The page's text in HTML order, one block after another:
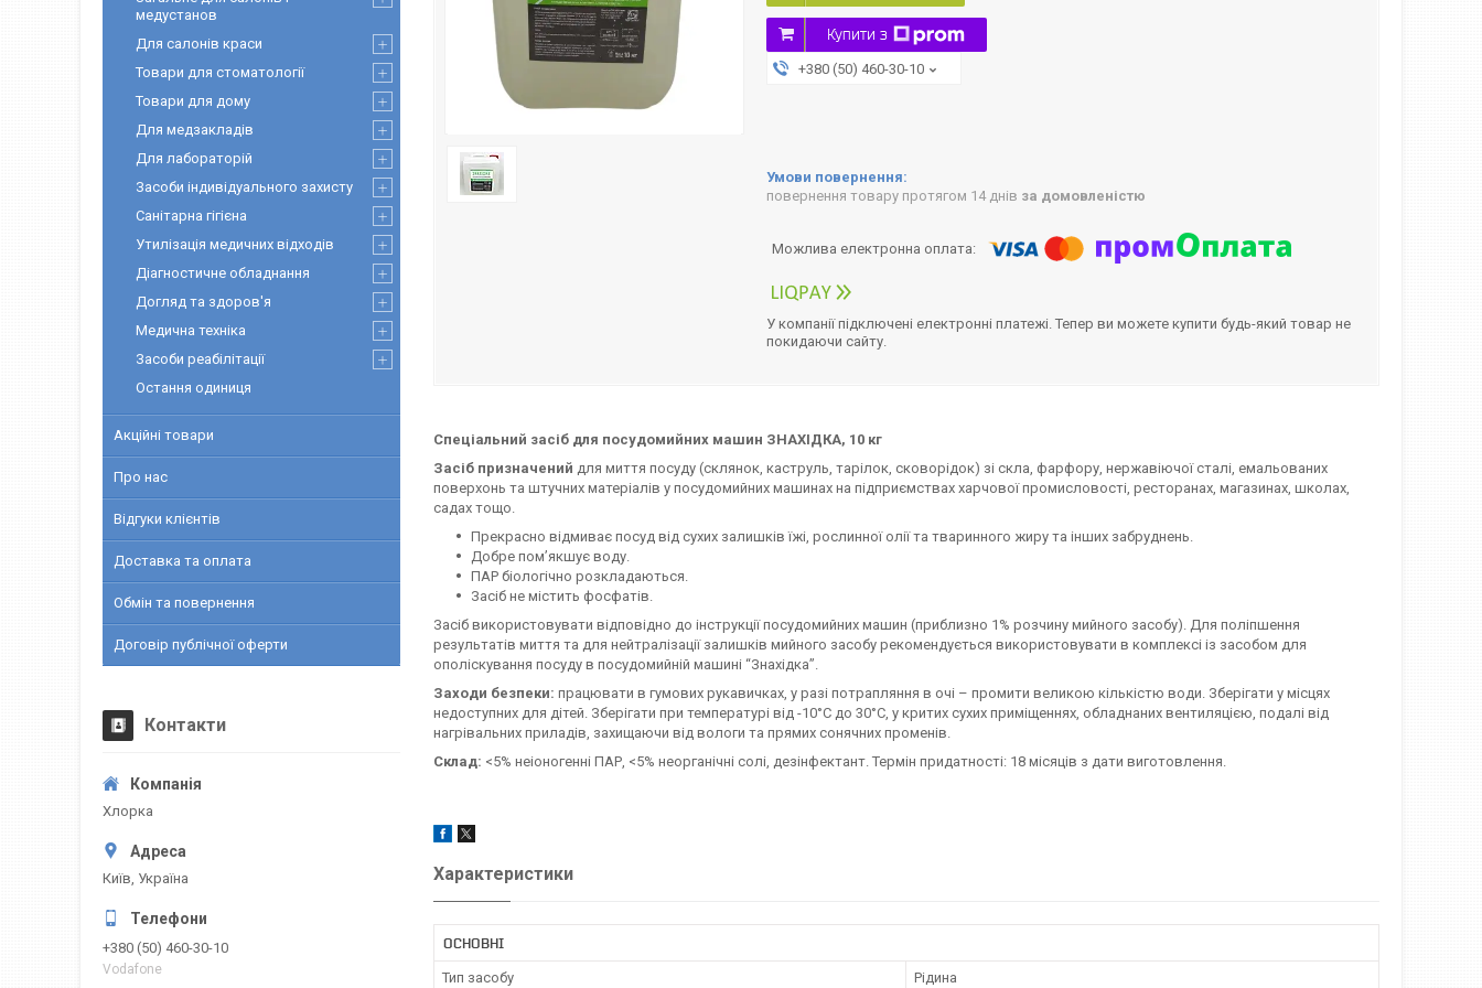
Купити з
+380 (50) 460-30-10
повернення товару протягом 14 днів за домовленістю
У компанії підключені електронні платежі. Тепер ви можете купити будь-який товар не
покидаючи сайту.
Спеціальний засіб для посудомийних машин ЗНАХІДКА, 10 кг
Засіб призначений для миття посуду (склянок, каструль, тарілок, сковорідок) зі скла, фарфору, нержавіючої сталі, емальованих
поверхонь та штучних матеріалів у посудомийних машинах на підприємствах харчової промисловості, ресторанах, магазинах, школах,
садах тощо.
Прекрасно відмиває посуд від сухих залишків їжі, рослинної олії та тваринного жиру та інших забруднень.
Добре пом’якшує воду.
ПАР біологічно розкладаються.
Засіб не містить фосфатів.
Засіб використовувати відповідно до інструкції посудомийних машин (приблизно 1% розчину мийного засобу). Для поліпшення
результатів миття та для нейтралізації залишків мийного засобу рекомендується використовувати в комплексі із засобом для
ополіскування посуду в посудомийній машині “Знахідка”.
Заходи безпеки: працювати в гумових рукавичках, у разі потрапляння в очі – промити великою кількістю води. Зберігати у місцях
недоступних для дітей. Зберігати при температурі від -10°C до 30°C, у критих сухих приміщеннях, обладнаних вентиляцією, подалі від
нагрівальних приладів, захищаючи від вологи та прямих сонячних променів.
Склад: <5% неіоногенні ПАР, <5% неорганічні солі, дезінфектант. Термін придатності: 18 місяців з дати виготовлення.
Характеристики
ОСНОВНІ
Тип засобу Рідина
медустанов
Для салонів краси
Товари для стоматології
Товари для дому
Для медзакладів
Для лабораторій
Засоби індивідуального захисту
Санітарна гігієна
Утилізація медичних відходів
Діагностичне обладнання
Догляд та здоров'я
Медична техніка
Засоби реабілітації
Остання одиниця
Акційні товари
Про нас
Відгуки клієнтів
Доставка та оплата
Обмін та повернення
Договір публічної оферти
Контакти
Хлорка
Київ, Україна
+380 (50) 460-30-10
Vodafone